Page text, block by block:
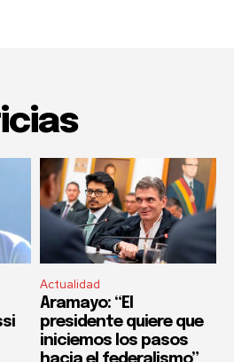
Actualidad
Aramayo: “El
presidente quiere que
iniciemos los pasos